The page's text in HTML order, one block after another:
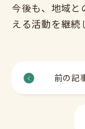
今後も、地域と
える活動を継続
前の記